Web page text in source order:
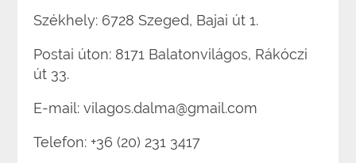
Székhely: 6728 Szeged, Bajai út 1.
Postai úton: 8171 Balatonvilágos, Rákóczi
út 33.
E-mail:vilagos.dalma@gmail.com
Telefon: +36 (20) 231 3417